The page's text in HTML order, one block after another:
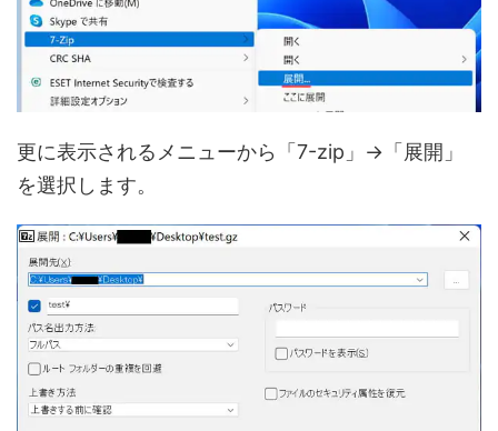
更に表示されるメニューから「7-zip」→「展開」
を選択します。